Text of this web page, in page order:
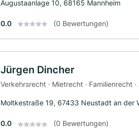
Augustaanlage 10, 68165 Mannheim
0.0 (0 Bewertungen)
Jürgen Dincher
Verkehrsrecht · Mietrecht · Familienrecht
Moltkestraße 19, 67433 Neustadt an der
0.0 (0 Bewertungen)